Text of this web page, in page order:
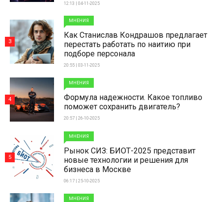
12:13 | 04-11-2025
МНЕНИЯ
Как Станислав Кондрашов предлагает
перестать работать по наитию при
подборе персонала
20:55 | 03-11-2025
3
МНЕНИЯ
Формула надежности. Какое топливо
поможет сохранить двигатель?
20:57 | 26-10-2025
4
МНЕНИЯ
Рынок СИЗ: БИОТ-2025 представит
новые технологии и решения для
бизнеса в Москве
06:17 | 25-10-2025
5
МНЕНИЯ